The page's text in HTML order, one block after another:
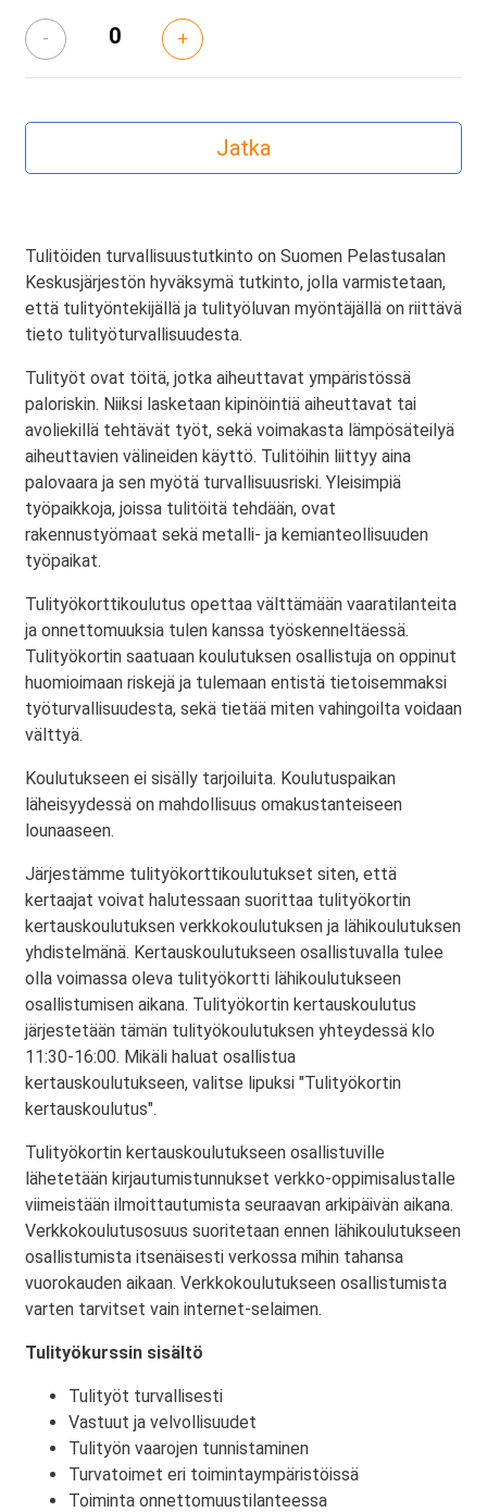
- +
Tulitöiden turvallisuustutkinto on Suomen Pelastusalan
Keskusjärjestön hyväksymä tutkinto, jolla varmistetaan,
että tulityöntekijällä ja tulityöluvan myöntäjällä on riittävä
tieto tulityöturvallisuudesta.
Tulityöt ovat töitä, jotka aiheuttavat ympäristössä
paloriskin. Niiksi lasketaan kipinöintiä aiheuttavat tai
avoliekillä tehtävät työt, sekä voimakasta lämpösäteilyä
aiheuttavien välineiden käyttö. Tulitöihin liittyy aina
palovaara ja sen myötä turvallisuusriski. Yleisimpiä
työpaikkoja, joissa tulitöitä tehdään, ovat
rakennustyömaat sekä metalli- ja kemianteollisuuden
työpaikat.
Tulityökorttikoulutus opettaa välttämään vaaratilanteita
ja onnettomuuksia tulen kanssa työskenneltäessä.
Tulityökortin saatuaan koulutuksen osallistuja on oppinut
huomioimaan riskejä ja tulemaan entistä tietoisemmaksi
työturvallisuudesta, sekä tietää miten vahingoilta voidaan
välttyä.
Koulutukseen ei sisälly tarjoiluita. Koulutuspaikan
läheisyydessä on mahdollisuus omakustanteiseen
lounaaseen.
Järjestämme tulityökorttikoulutukset siten, että
kertaajat voivat halutessaan suorittaa tulityökortin
kertauskoulutuksen verkkokoulutuksen ja lähikoulutuksen
yhdistelmänä. Kertauskoulutukseen osallistuvalla tulee
olla voimassa oleva tulityökortti lähikoulutukseen
osallistumisen aikana. Tulityökortin kertauskoulutus
järjestetään tämän tulityökoulutuksen yhteydessä klo
11:30-16:00. Mikäli haluat osallistua
kertauskoulutukseen, valitse lipuksi "Tulityökortin
kertauskoulutus".
Tulityökortin kertauskoulutukseen osallistuville
lähetetään kirjautumistunnukset verkko-oppimisalustalle
viimeistään ilmoittautumista seuraavan arkipäivän aikana.
Verkkokoulutusosuus suoritetaan ennen lähikoulutukseen
osallistumista itsenäisesti verkossa mihin tahansa
vuorokauden aikaan. Verkkokoulutukseen osallistumista
varten tarvitset vain internet-selaimen.
Tulityökurssin sisältö
Tulityöt turvallisesti
Vastuut ja velvollisuudet
Tulityön vaarojen tunnistaminen
Turvatoimet eri toimintaympäristöissä
Toiminta onnettomuustilanteessa